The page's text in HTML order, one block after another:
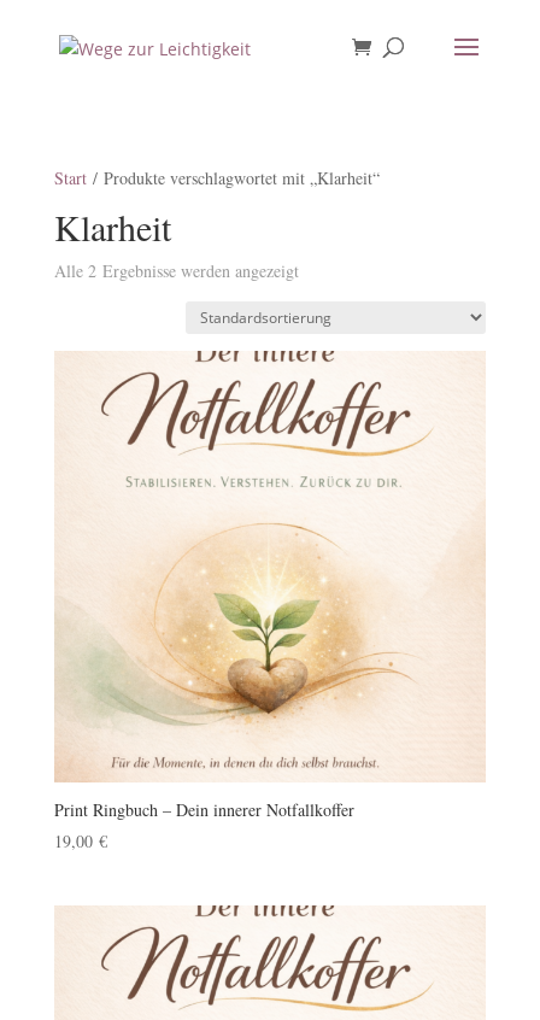
Start/ Produkte verschlagwortet mit „Klarheit“
Klarheit
Alle 2 Ergebnisse werden angezeigt
Print Ringbuch – Dein innerer Notfallkoffer
19,00 €